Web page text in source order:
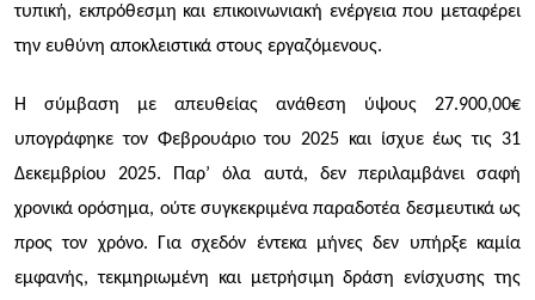
τυπική, εκπρόθεσμη και επικοινωνιακή ενέργεια που μεταφέρει
την ευθύνη αποκλειστικά στους εργαζόμενους.
Η σύμβαση με απευθείας ανάθεση ύψους 27.900,00€
υπογράφηκε τον Φεβρουάριο του 2025 και ίσχυε έως τις 31
Δεκεμβρίου 2025. Παρ’ όλα αυτά, δεν περιλαμβάνει σαφή
χρονικά ορόσημα, ούτε συγκεκριμένα παραδοτέα δεσμευτικά ως
προς τον χρόνο. Για σχεδόν έντεκα μήνες δεν υπήρξε καμία
εμφανής, τεκμηριωμένη και μετρήσιμη δράση ενίσχυσης της